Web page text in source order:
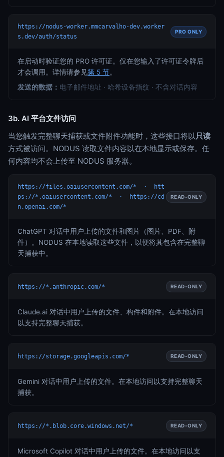
https://nodus-worker.mmcarvalho-dev.worker
s.dev/auth/status
PRO ONLY
在启动时验证您的 PRO 许可证。仅在您输入了许可证令牌后
才会调用。详情请参见第 5 节。
发送的数据： 电子邮件地址 · 哈希设备指纹 · 不含对话内容
3b. AI 平台文件访问
当您触发完整聊天捕获或文件附件功能时，这些接口将以只读
方式被访问。NODUS 读取文件内容以在本地显示或保存。任
何内容均不会上传至 NODUS 服务器。
https://files.oaiusercontent.com/* · htt
ps://*.oaiusercontent.com/* · https://cd
n.openai.com/*
READ-ONLY
ChatGPT 对话中用户上传的文件和图片（图片、PDF、附
件）。NODUS 在本地读取这些文件，以便将其包含在完整聊
天捕获中。
https://*.anthropic.com/* READ-ONLY
Claude.ai 对话中用户上传的文件、构件和附件。在本地访问
以支持完整聊天捕获。
https://storage.googleapis.com/* READ-ONLY
Gemini 对话中用户上传的文件。在本地访问以支持完整聊天
捕获。
https://*.blob.core.windows.net/* READ-ONLY
Microsoft Copilot 对话中用户上传的文件。在本地访问以支